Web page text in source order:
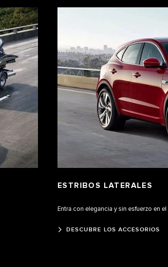
ESTRIBOS LATERALES
Entra con elegancia y sin esfuerzo en
DESCUBRE LOS ACCESORIOS